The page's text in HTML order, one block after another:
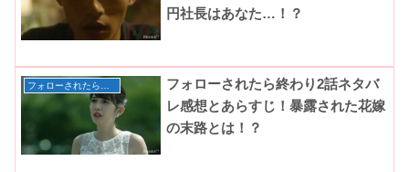
円社長はあなた…！？
フォローされたら終わり
フォローされたら終わり2話ネタバ
レ感想とあらすじ！暴露された花嫁
の末路とは！？